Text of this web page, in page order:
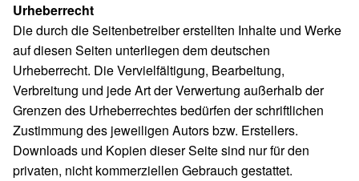
Urheberrecht
Die durch die Seitenbetreiber erstellten Inhalte und Werke
auf diesen Seiten unterliegen dem deutschen
Urheberrecht. Die Vervielfältigung, Bearbeitung,
Verbreitung und jede Art der Verwertung außerhalb der
Grenzen des Urheberrechtes bedürfen der schriftlichen
Zustimmung des jeweiligen Autors bzw. Erstellers.
Downloads und Kopien dieser Seite sind nur für den
privaten, nicht kommerziellen Gebrauch gestattet.